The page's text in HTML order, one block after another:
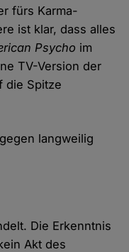
fürs Karma-
ist klar, dass alles
Psycho im
TV-Version der
die Spitze
langweilig
Die Erkenntnis
Akt des